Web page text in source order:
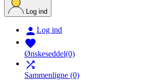
Log ind
 Log ind

Ønskeseddel(0)

Sammenligne (0)